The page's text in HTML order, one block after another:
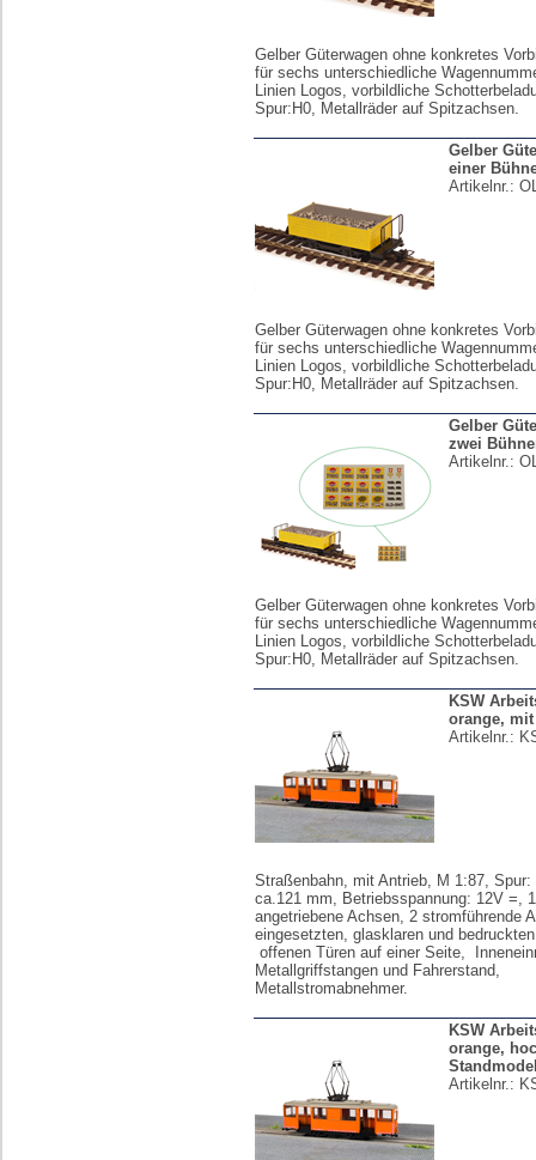
Gelber Güterwagen ohne konkretes
für sechs unterschiedliche
Linien Logos, vorbildliche
Spur:H0, Metallräder auf Spitzachsen.
Gelber
einer
Artikelnr.:
Gelber Güterwagen ohne konkretes
für sechs unterschiedliche
Linien Logos, vorbildliche
Spur:H0, Metallräder auf Spitzachsen.
Gelber
zwei
Artikelnr.:
Gelber Güterwagen ohne konkretes
für sechs unterschiedliche
Linien Logos, vorbildliche
Spur:H0, Metallräder auf Spitzachsen.
KSW
orange,
Artikelnr.:
Straßenbahn, mit Antrieb, M 1:87, Spur:
ca.121 mm, Betriebsspannung: 12V =,
angetriebene Achsen, 2 stromführende
eingesetzten, glasklaren und
offenen Türen auf einer Seite,
Metallgriffstangen und Fahrerstand,
Metallstromabnehmer.
KSW
orange,
Artikelnr.: